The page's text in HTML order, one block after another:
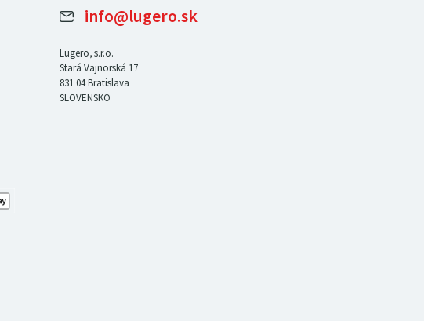
info@lugero.sk
Lugero, s.r.o.
Stará Vajnorská 17
831 04Bratislava
SLOVENSKO